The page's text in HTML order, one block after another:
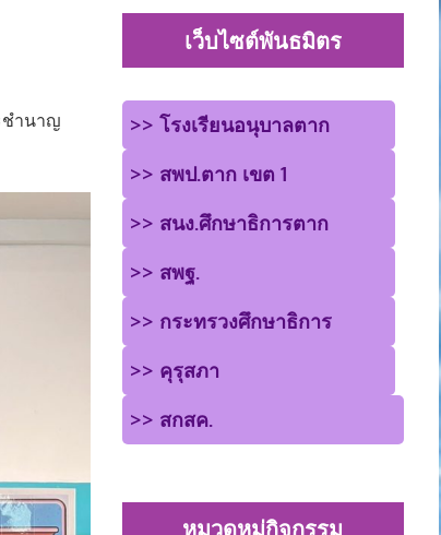
ชำนาญ
เว็บไซต์พันธมิตร
>> โรงเรียนอนุบาลตาก
>> สพป.ตาก เขต 1
>> สนง.ศึกษาธิการตาก
>> สพฐ.
>> กระทรวงศึกษาธิการ
>> คุรุสภา
>> สกสค.
หมวดหมู่กิจกรรม